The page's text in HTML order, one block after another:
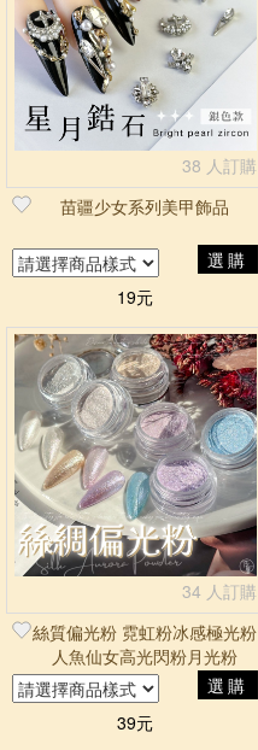
38 人訂購
苗疆少女系列美甲飾品
選購
19元
34 人訂購
絲質偏光粉 霓虹粉冰感極光粉
人魚仙女高光閃粉月光粉
選購
39元